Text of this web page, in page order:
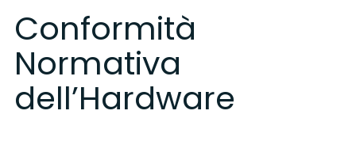
Conformità
Normativa
dell’Hardware